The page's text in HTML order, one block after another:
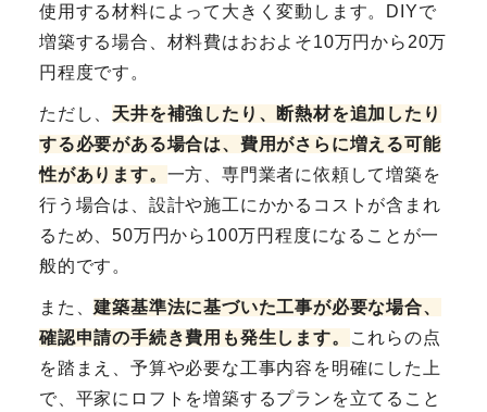
使用する材料によって大きく変動します。DIYで
増築する場合、材料費はおおよそ10万円から20万
円程度です。
ただし、 天井を補強したり、断熱材を追加したり
する必要がある場合は、費用がさらに増える可能
性があります。 一方、専門業者に依頼して増築を
行う場合は、設計や施工にかかるコストが含まれ
るため、50万円から100万円程度になることが一
般的です。
また、建築基準法に基づいた工事が必要な場合、
確認申請の手続き費用も発生します。
これらの点
を踏まえ、予算や必要な工事内容を明確にした上
で、平家にロフトを増築するプランを立てること